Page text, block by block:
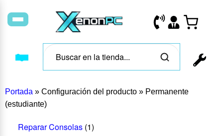
Portada » Configuración del producto » Permanente
(estudiante)
Reparar Consolas (1)